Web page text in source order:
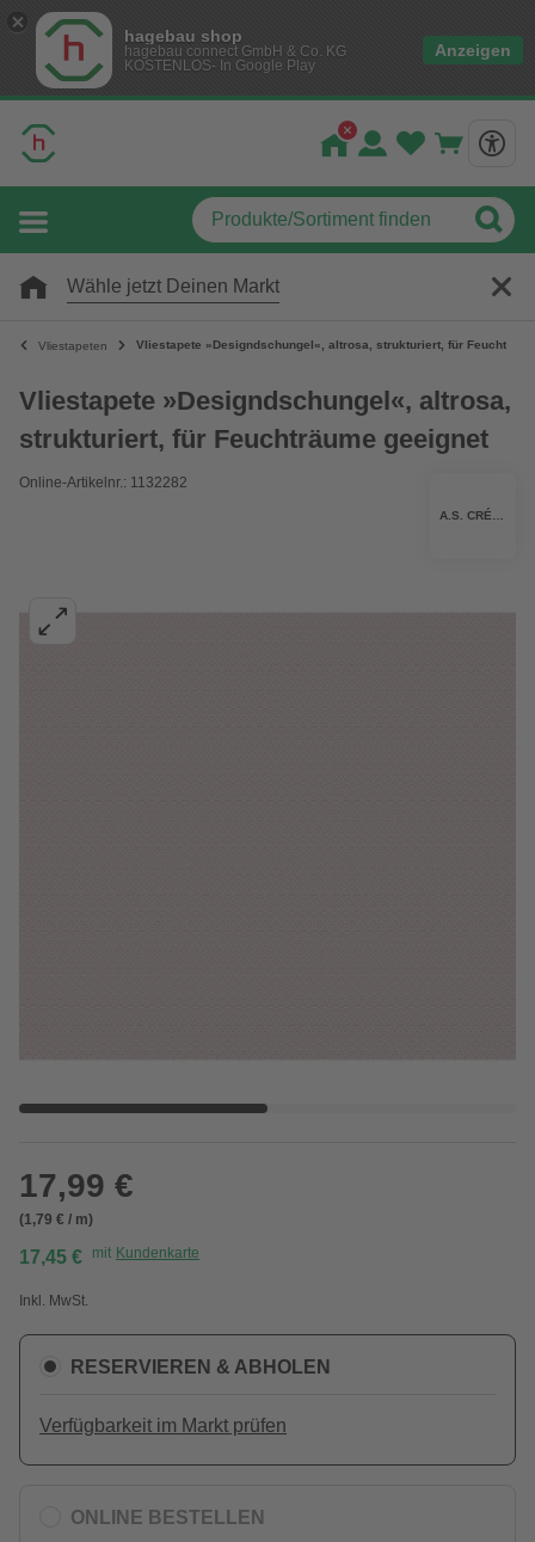
hagebau shop
hagebau connect GmbH & Co. KG
KOSTENLOS- In Google Play
Anzeigen
Wähle jetzt Deinen Markt
Vliestapeten Vliestapete »Designdschungel«, altrosa, strukturiert, für
Vliestapete »Designdschungel«, altrosa,
strukturiert, für Feuchträume geeignet
Online-Artikelnr.: 1132282
17,99 €
(1,79 € / m)
17,45 € mit Kundenkarte
Inkl. MwSt.
RESERVIEREN & ABHOLEN
Verfügbarkeit im Markt prüfen
ONLINE BESTELLEN